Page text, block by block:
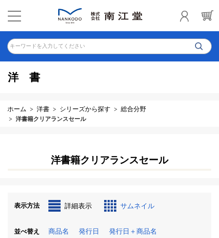
キーワードを入力してください
洋書
ホーム 洋書 シリーズから探す 総合分野
洋書籍クリアランスセール
洋書籍クリアランスセール
表示方法 詳細表示 サムネイル
並べ替え 商品名 発行日 発行日＋商品名